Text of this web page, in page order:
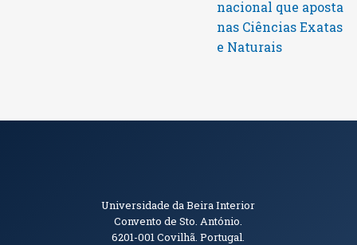
nacional que aposta
nas Ciências Exatas
e Naturais
Informações de Contacto
Universidade da Beira Interior
Convento de Sto. António.
6201-001Covilhã. Portugal.